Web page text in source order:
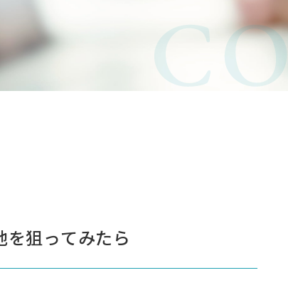
狙ってみたら